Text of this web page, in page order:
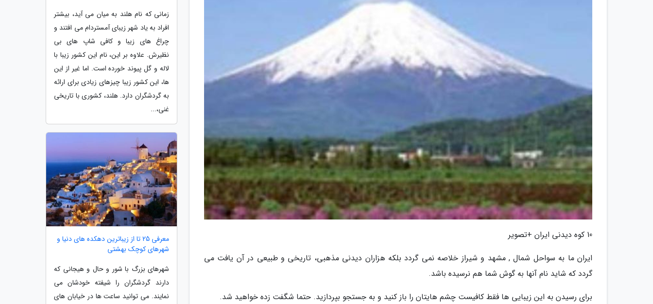
10 کوه دیدنی ایران +تصویر
ایران ما به سواحل شمال , مشهد و شیراز خلاصه نمی گردد بلکه هزاران دیدنی مذهبی، تاریخی و طبیعی در آن یافت می
گردد که شاید نام آنها به گوش شما هم نرسیده باشد.
برای رسیدن به این زیبایی ها فقط کافیست چشم هایتان را باز کنید و به جستجو بپردازید. حتما شگفت زده خواهید شد.
زمانی که نام هلند به میان می آید، بیشتر
افراد به یاد شهر زیبای آمستردام می افتند و
چراغ های زیبا و کافی شاپ های بی
نظیرش. علاوه بر این، نام این کشور زیبا با
لاله و گل پیوند خورده است. اما غیر از این
ها، این کشور زیبا چیزهای زیادی برای ارائه
به گردشگران دارد. هلند، کشوری با تاریخی
غنی،...
معرفی 25 تا از زیباترین دهکده های دنیا و
شهرهای کوچک بهشتی
شهرهای بزرگ با شور و حال و هیجانی که
دارند گردشگران را شیفته خودشان می
نمایند. می توانید ساعت ها در خیابان های